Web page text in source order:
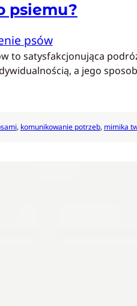
psiemu?
psów
to satysfakcjonująca
a jego
, komunikowanie potrzeb, mimika